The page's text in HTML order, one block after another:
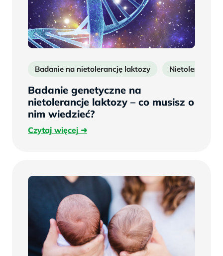
Badanie na nietolerancję laktozy Nietolerancja
Badanie genetyczne na
nietolerancje laktozy – co musisz o
nim wiedzieć?
Czytaj więcejCzytaj